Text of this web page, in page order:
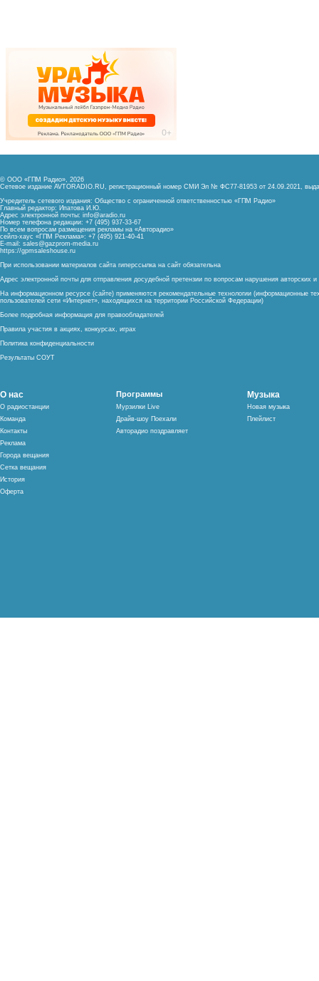
© ООО «ГПМ Радио», 2026
Сетевое издание AVTORADIO.RU, регистрационный номер СМИ Эл № ФС77-81953 от 24.09.2021,
Учредитель сетевого издания: Общество с ограниченной ответственностью «ГПМ Радио»
Главный редактор: Ипатова И.Ю.
Адрес электронной почты: info@aradio.ru
Номер телефона редакции: +7 (495) 937-33-67
По всем вопросам размещения рекламы на «Авторадио»
сейлз-хаус «ГПМ Реклама»: +7 (495) 921-40-41
E-mail: sales@gazprom-media.ru
https://gpmsaleshouse.ru
При использовании материалов сайта гиперссылка на сайт обязательна
Адрес электронной почты для отправления досудебной претензии по вопросам нарушения авторских
На информационном ресурсе (сайте) применяются рекомендательные технологии (информационные
пользователей сети «Интернет», находящихся на территории Российской Федерации)
Более подробная информация для правообладателей
Правила участия в акциях, конкурсах, играх
Политика конфиденциальности
Результаты СОУТ
О нас
О радиостанции
Команда
Контакты
Реклама
Города вещания
Сетка вещания
История
Оферта
Программы
Мурзилки Live
Драйв-шоу Поехали
Авторадио поздравляет
Музыка
Новая музыка
Плейлист